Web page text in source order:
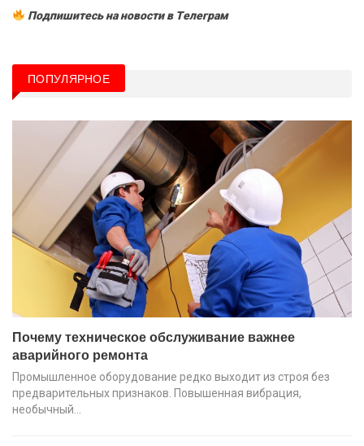
Подпишитесь на новости в Tелеграм
ПОПУЛЯРНОЕ
Почему техническое обслуживание важнее
аварийного ремонта
Промышленное оборудование редко выходит из строя без
предварительных признаков. Повышенная вибрация,
необычный…